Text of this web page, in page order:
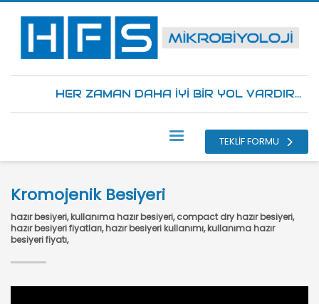
HER ZAMAN DAHA İYİ BİR YOL VARDIR...
TEKLİF FORMU
Kromojenik Besiyeri
hazır besiyeri, kullanıma hazır besiyeri, compact dry hazır besiyeri,
hazır besiyeri fiyatları, hazır besiyeri kullanımı, kullanıma hazır
besiyeri fiyatı,